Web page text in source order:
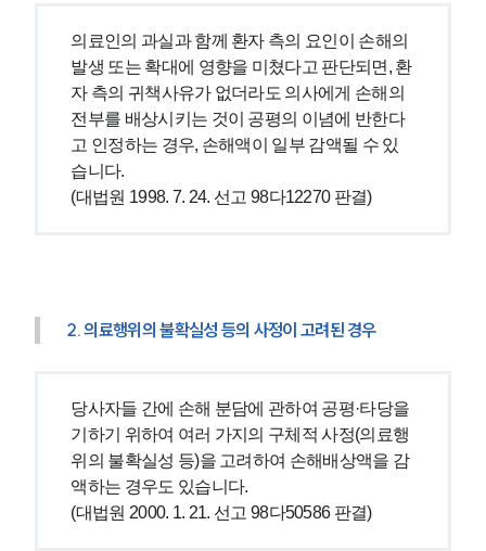
의료인의 과실과 함께 환자 측의 요인이 손해의
발생 또는 확대에 영향을 미쳤다고 판단되면, 환
자 측의 귀책사유가 없더라도 의사에게 손해의
전부를 배상시키는 것이 공평의 이념에 반한다
고 인정하는 경우, 손해액이 일부 감액될 수 있
습니다.
(대법원 1998. 7. 24. 선고 98다12270 판결)
2. 의료행위의 불확실성 등의 사정이 고려된 경우
당사자들 간에 손해 분담에 관하여 공평·타당을
기하기 위하여 여러 가지의 구체적 사정(의료행
위의 불확실성 등)을 고려하여 손해배상액을 감
액하는 경우도 있습니다.
(대법원 2000. 1. 21. 선고 98다50586 판결)